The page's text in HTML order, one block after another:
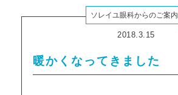
2018.3.15
ソレイユ眼科からのご案内
暖かくなってきました